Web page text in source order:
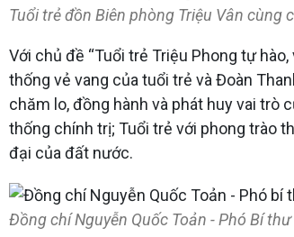
Tuổi trẻ đồn Biên phòng Triệu Vân
Với chủ đề “Tuổi trẻ Triệu Phong tự
thống vẻ vang của tuổi trẻ và Đoàn
chăm lo, đồng hành và phát huy vai trò
thống chính trị; Tuổi trẻ với phong trào
đại của đất nước.
Đồng chí Nguyễn Quốc Toản - Phó Bí